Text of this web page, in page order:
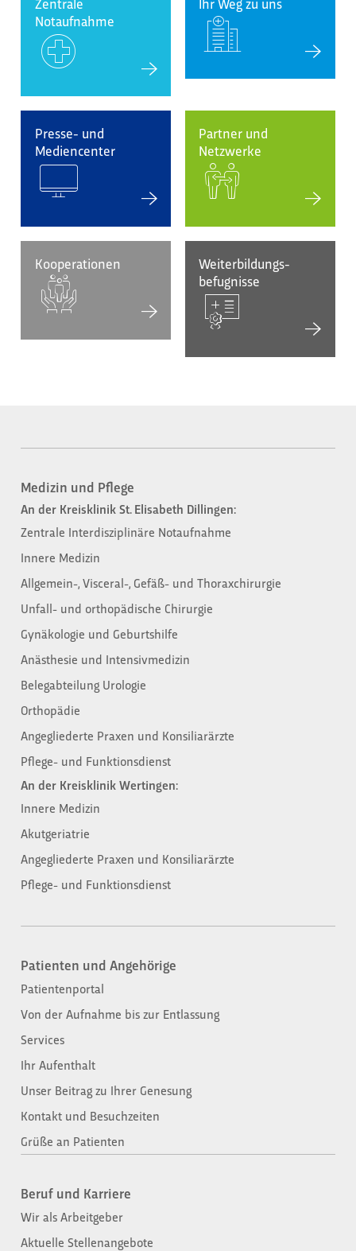
Notaufnahme
Presse- und
Mediencenter
Partner und
Netzwerke
Kooperationen
Weiterbildungs-
befugnisse
Medizin und Pflege
An der Kreisklinik St. Elisabeth Dillingen:
Zentrale Interdisziplinäre Notaufnahme
Innere Medizin
Allgemein-, Visceral-, Gefäß- und Thoraxchirurgie
Unfall- und orthopädische Chirurgie
Gynäkologie und Geburtshilfe
Anästhesie und Intensivmedizin
Belegabteilung Urologie
Orthopädie
Angegliederte Praxen und Konsiliarärzte
Pflege- und Funktionsdienst
An der Kreisklinik Wertingen:
Innere Medizin
Akutgeriatrie
Angegliederte Praxen und Konsiliarärzte
Pflege- und Funktionsdienst
Patienten und Angehörige​
Patientenportal
Von der Aufnahme bis zur Entlassung​
Services
Ihr Aufenthalt
Unser Beitrag zu Ihrer Genesung
Kontakt und Besuchzeiten
Grüße an Patienten
Beruf und Karriere
Wir als Arbeitgeber
Aktuelle Stellenangebote